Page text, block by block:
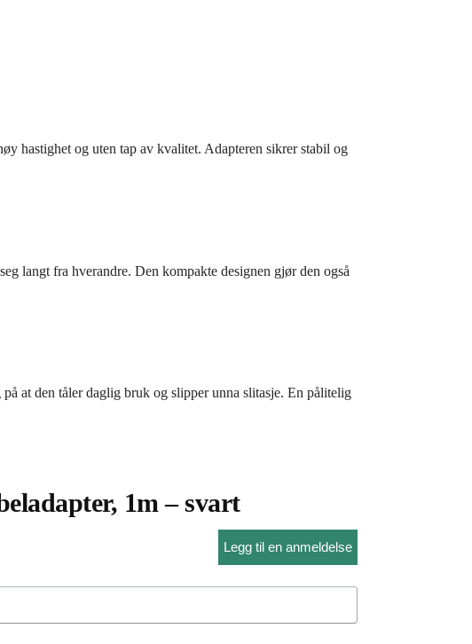
hastighet og uten tap av kvalitet. Adapteren sikrer stabil og
langt fra hverandre. Den kompakte designen gjør den også
at den tåler daglig bruk og slipper unna slitasje. En pålitelig
1m – svart
Legg til en anmeldelse